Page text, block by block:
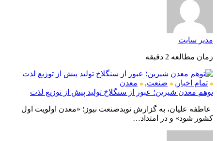
مدیر سایت
زمان مطالعه 2 دقیقه
تمام اخبار , صنعت,
معدن
توهم معدن شیرین؛ عبور از سنگلاخ تولید پیش از توزیع لذت
عاطفه علیان، به گزارش نویدصنعت نیوز؛ «معدن اولویت اول
کشور شود» و در امتداد…